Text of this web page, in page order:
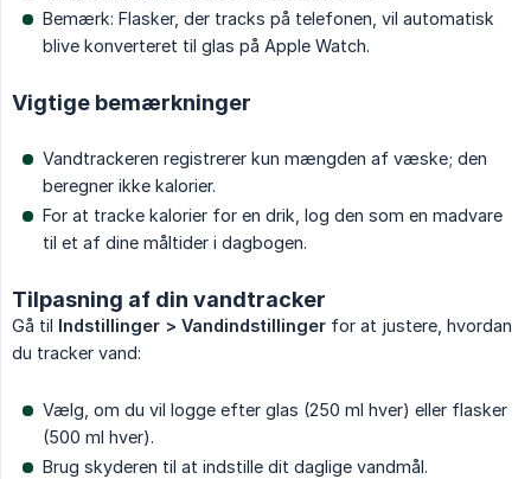
Bemærk: Flasker, der tracks på telefonen, vil automatisk
blive konverteret til glas på Apple Watch.
Vigtige bemærkninger
Vandtrackeren registrerer kun mængden af væske; den
beregner ikke kalorier.
For at tracke kalorier for en drik, log den som en madvare
til et af dine måltider i dagbogen.
Tilpasning af din vandtracker
Gå til Indstillinger > Vandindstillinger for at justere, hvordan
du tracker vand:
Vælg, om du vil logge efter glas (250 ml hver) eller flasker
(500 ml hver).
Brug skyderen til at indstille dit daglige vandmål.